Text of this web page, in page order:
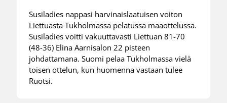
Susiladies nappasi harvinaislaatuisen voiton
Liettuasta Tukholmassa pelatussa maaottelussa.
Susiladies voitti vakuuttavasti Liettuan 81-70
(48-36) Elina Aarnisalon 22 pisteen
johdattamana. Suomi pelaa Tukholmassa vielä
toisen ottelun, kun huomenna vastaan tulee
Ruotsi.